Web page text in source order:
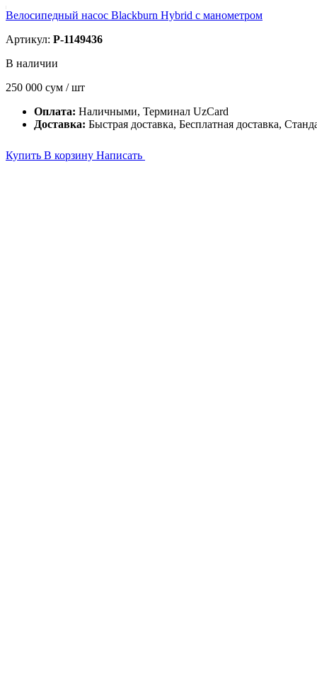
Велосипедный насос Blackburn Hybrid с манометром
Артикул: P-1149436
В наличии
250 000 сум / шт
Оплата: Наличными, Терминал UzCard
Доставка: Быстрая доставка, Бесплатная доставка,
Купить В корзину Написать